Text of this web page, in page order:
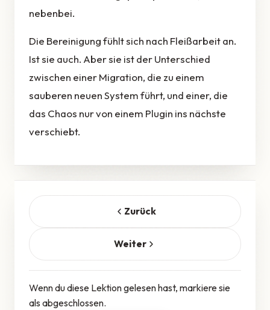
nebenbei.
Die Bereinigung fühlt sich nach Fleißarbeit an.
Ist sie auch. Aber sie ist der Unterschied
zwischen einer Migration, die zu einem
sauberen neuen System führt, und einer, die
das Chaos nur von einem Plugin ins nächste
verschiebt.
Zurück
Weiter
Wenn du diese Lektion gelesen hast, markiere sie
als abgeschlossen.